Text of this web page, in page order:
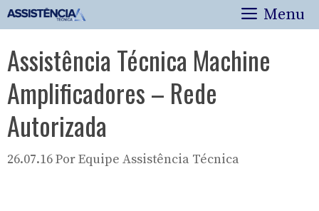
Pular
para
conteúdo
Menu
Assistência Técnica Machine
Amplificadores – Rede
Autorizada
26.07.16PorEquipe Assistência Técnica